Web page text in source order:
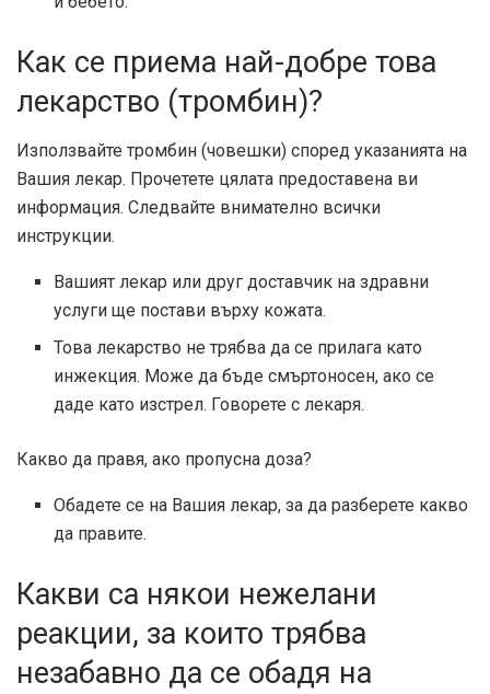
Как се приема най-добре това
лекарство (тромбин)?
Използвайте тромбин (човешки) според указанията на
Вашия лекар. Прочетете цялата предоставена ви
информация. Следвайте внимателно всички
инструкции.
Вашият лекар или друг доставчик на здравни
услуги ще постави върху кожата.
Това лекарство не трябва да се прилага като
инжекция. Може да бъде смъртоносен, ако се
даде като изстрел. Говорете с лекаря.
Какво да правя, ако пропусна доза?
Обадете се на Вашия лекар, за да разберете какво
да правите.
Какви са някои нежелани
реакции, за които трябва
незабавно да се обадя на